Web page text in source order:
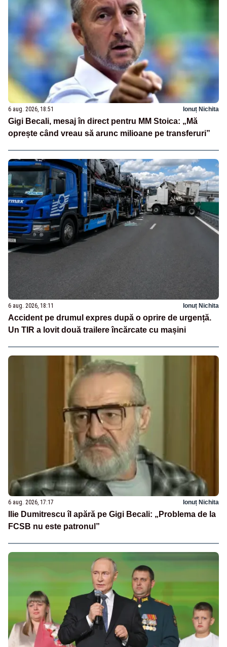
6 aug. 2026, 18:51 Ionuț Nichita
Gigi Becali, mesaj în direct pentru MM Stoica: „Mă
oprește când vreau să arunc milioane pe transferuri”
6 aug. 2026, 18:11 Ionuț Nichita
Accident pe drumul expres după o oprire de urgență.
Un TIR a lovit două trailere încărcate cu mașini
6 aug. 2026, 17:17 Ionuț Nichita
Ilie Dumitrescu îl apără pe Gigi Becali: „Problema de la
FCSB nu este patronul”